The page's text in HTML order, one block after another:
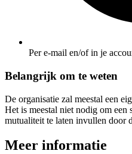
Per e-mail en/of in je
Belangrijk om te weten
De organisatie zal meestal een
Het is meestal niet nodig om
mutualiteit te laten invullen door
Meer informatie